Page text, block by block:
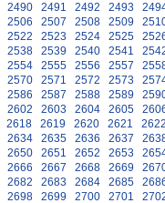
2490 2491 2492 2493
2506 2507 2508 2509
2522 2523 2524 2525
2538 2539 2540 2541
2554 2555 2556 2557
2570 2571 2572 2573
2586 2587 2588 2589
2602 2603 2604 2605
2618 2619 2620 2621
2634 2635 2636 2637
2650 2651 2652 2653
2666 2667 2668 2669
2682 2683 2684 2685
2698 2699 2700 2701